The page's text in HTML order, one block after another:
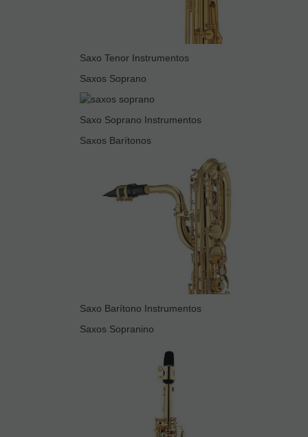
Saxo Tenor Instrumentos
Saxos Soprano
Saxo Soprano Instrumentos
Saxos Barítonos
Saxo Barítono Instrumentos
Saxos Sopranino